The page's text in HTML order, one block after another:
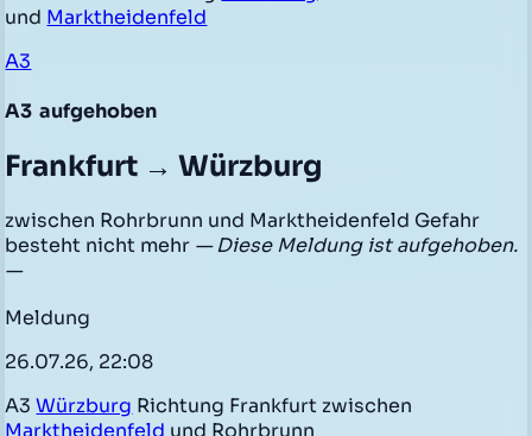
und Marktheidenfeld
A3
A3 aufgehoben
Frankfurt → Würzburg
zwischen Rohrbrunn und Marktheidenfeld Gefahr
besteht nicht mehr — Diese Meldung ist aufgehoben.
—
Meldung
26.07.26, 22:08
A3Würzburg Richtung Frankfurt zwischen
Marktheidenfeld und Rohrbrunn